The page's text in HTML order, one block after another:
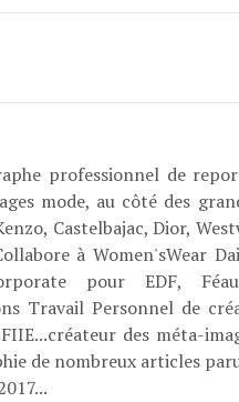
professionnel de
mode, au côté des
Castelbajac, Dior,
à Women'sWear
pour EDF,
Travail Personnel de
des méta-
de nombreux articles